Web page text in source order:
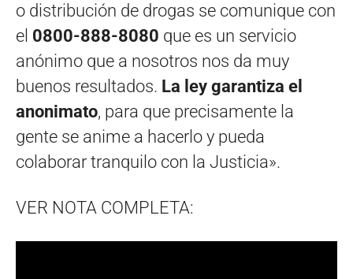
o distribución de drogas se comunique con
el 0800-888-8080 que es un servicio
anónimo que a nosotros nos da muy
buenos resultados. La ley garantiza el
anonimato, para que precisamente la
gente se anime a hacerlo y pueda
colaborar tranquilo con la Justicia».
VER NOTA COMPLETA: